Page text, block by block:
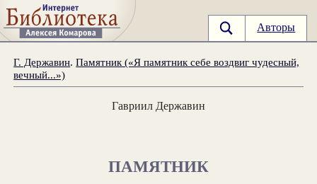
Авторы
Г. Державин.Памятник («Я памятник себе воздвиг чудесный,
вечный...»)
Гавриил Державин
ПАМЯТНИК